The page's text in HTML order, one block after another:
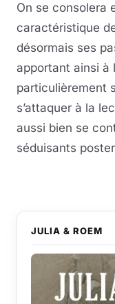
On se consolera
caractéristique
désormais ses
apportant ainsi à
particulièrement
s’attaquer à la
aussi bien se
séduisants
JULIA & ROEM